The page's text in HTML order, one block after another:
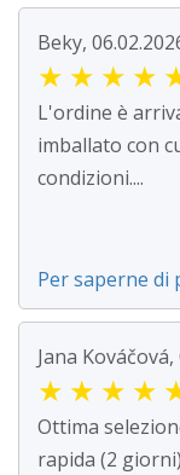
Beky,
★ ★ ★ ★
L'ordine è
imballato con
condizioni....
Per saperne di
Jana Kováčová,
★ ★ ★ ★
Ottima
rapida (2